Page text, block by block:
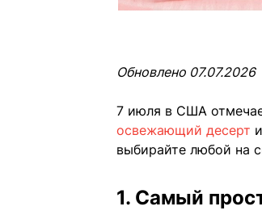
Обновлено 07.07.2026
7 июля в США
освежающий десерт
выбирайте любой на
1. Самый